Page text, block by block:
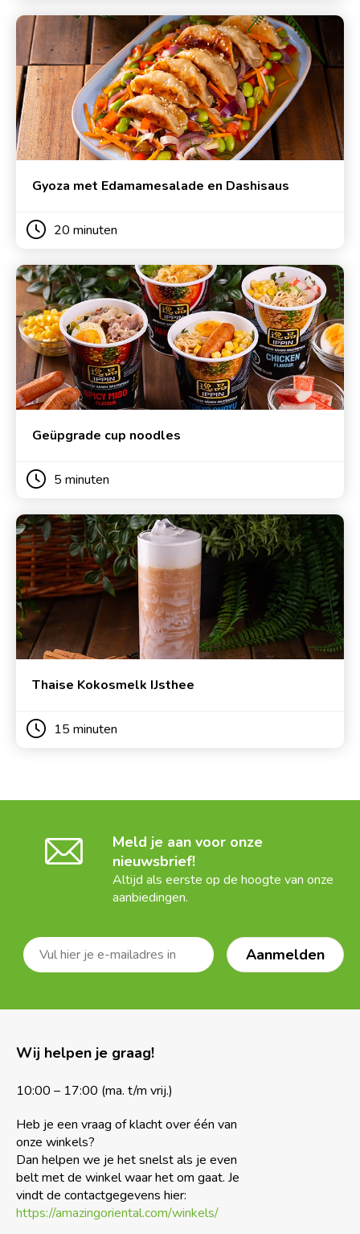
Gyoza met Edamamesalade en Dashisaus
20 minuten
Geüpgrade cup noodles
5 minuten
Thaise Kokosmelk IJsthee
15 minuten
Meld je aan voor onze
nieuwsbrief!
Altijd als eerste op de hoogte van onze
aanbiedingen.
Wij helpen je graag!
10:00 – 17:00 (ma. t/m vrij.)
Heb je een vraag of klacht over één van
onze winkels?
Dan helpen we je het snelst als je even
belt met de winkel waar het om gaat. Je
vindt de contactgegevens hier:
https://amazingoriental.com/winkels/